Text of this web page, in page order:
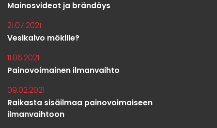
Mainosvideot ja brändäys
21.07.2021
Vesikaivo mökille?
11.06.2021
Painovoimainen ilmanvaihto
09.02.2021
Raikasta sisäilmaa painovoimaiseen
ilmanvaihtoon